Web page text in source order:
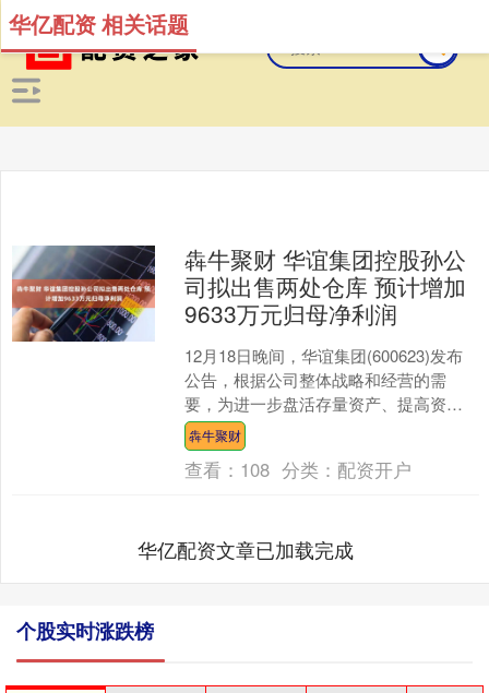
华亿配资 相关话题
犇牛聚财 华谊集团控股孙公
司拟出售两处仓库 预计增加
9633万元归母净利润
12月18日晚间，华谊集团(600623)发布
公告，根据公司整体战略和经营的需
要，为进一步盘活存量资产、提高资产
运营效果、增强公司运营现金流，提高
公司收入，在不....
犇牛聚财
查看： 108 分类： 配资开户
华亿配资文章已加载完成
个股实时涨跌榜